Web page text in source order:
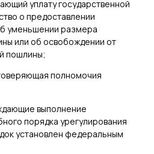
уплату государственной
о предоставлении
уменьшении размера
или об освобождении от
пошлины;
полномочия
выполнение
порядка урегулирования
установлен федеральным